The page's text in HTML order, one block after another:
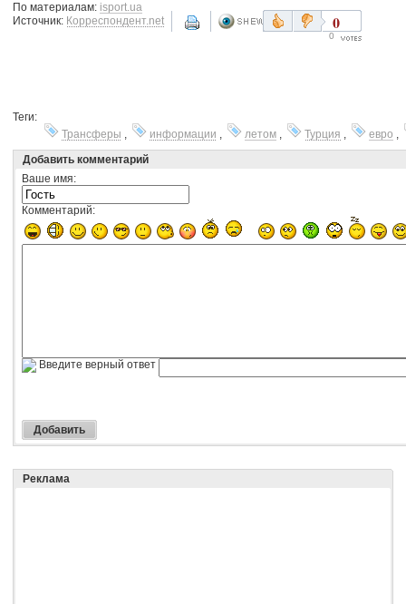
По материалам: isport.ua
Источник: Корреспондент.net 0
0
Теги:
Трансферы , информации , летом , Турция , евро ,
Добавить комментарий
Ваше имя:
Комментарий:
Введите верный ответ
Реклама